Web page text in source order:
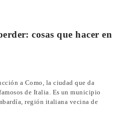
cosas que hacer en
a Como, la ciudad que da
de Italia. Es un municipio
región italiana vecina de